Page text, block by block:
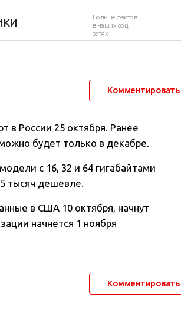
Больше фактов
в наших соц.
сетях
Комментировать
в России 25 октября. Ранее
будет только в декабре.
с 16, 32 и 64 гигабайтами
тысяч дешевле.
в США 10 октября, начнут
начнется 1 ноября
Комментировать